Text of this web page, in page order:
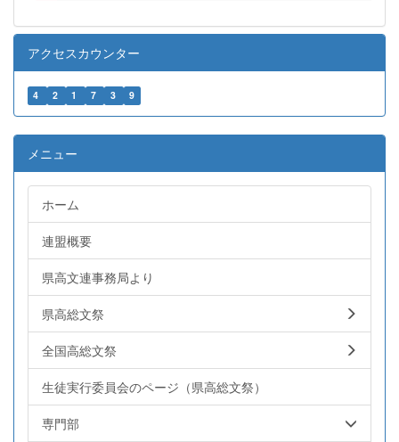
アクセスカウンター
4 2 1 7 3 9
メニュー
ホーム
連盟概要
県高文連事務局より
県高総文祭
全国高総文祭
生徒実行委員会のページ（県高総文祭）
専門部